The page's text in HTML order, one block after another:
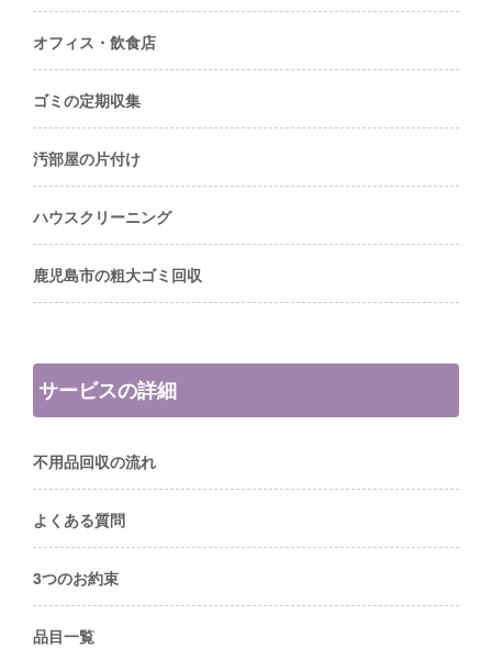
オフィス・飲食店
ゴミの定期収集
汚部屋の片付け
ハウスクリーニング
鹿児島市の粗大ゴミ回収
サービスの詳細
不用品回収の流れ
よくある質問
3つのお約束
品目一覧